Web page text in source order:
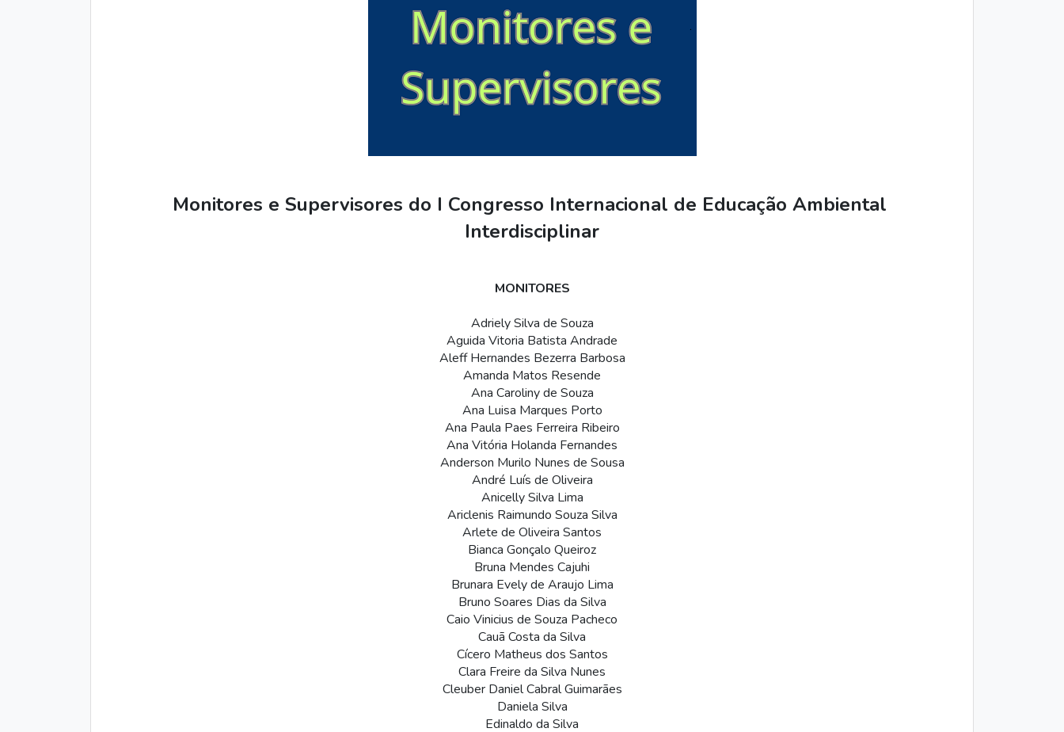
Monitores e Supervisores do I Congresso Internacional de Educação Ambiental
Interdisciplinar
MONITORES
Adriely Silva de Souza
Aguida Vitoria Batista Andrade
Aleff Hernandes Bezerra Barbosa
Amanda Matos Resende
Ana Caroliny de Souza
Ana Luisa Marques Porto
Ana Paula Paes Ferreira Ribeiro
Ana Vitória Holanda Fernandes
Anderson Murilo Nunes de Sousa
André Luís de Oliveira
Anicelly Silva Lima
Ariclenis Raimundo Souza Silva
Arlete de Oliveira Santos
Bianca Gonçalo Queiroz
Bruna Mendes Cajuhi
Brunara Evely de Araujo Lima
Bruno Soares Dias da Silva
Caio Vinicius de Souza Pacheco
Cauã Costa da Silva
Cícero Matheus dos Santos
Clara Freire da Silva Nunes
Cleuber Daniel Cabral Guimarães
Daniela Silva
Edinaldo da Silva